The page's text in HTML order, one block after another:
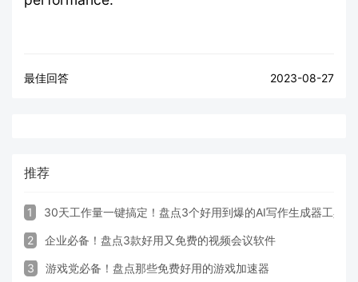
最佳回答 2023-08-27
推荐
1 30天工作量一键搞定！盘点3个好用到爆的AI写作生成器工具
2 企业必备！盘点3款好用又免费的视频会议软件
3 游戏党必备！盘点那些免费好用的游戏加速器